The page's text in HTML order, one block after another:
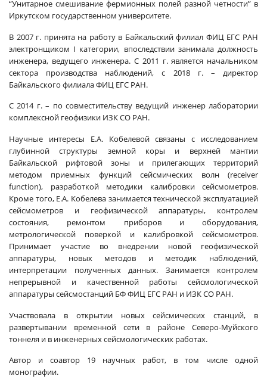
“Унитарное смешивание фермионных полей разной четности” в
Иркутском государственном университете.
В 2007 г. принята на работу в Байкальский филиал ФИЦ ЕГС РАН
электронщиком I категории, впоследствии занимала должность
инженера, ведущего инженера. С 2011 г. является на­чальником
сектора производства наблюдений, с 2018 г. – директор
Байкальского филиала ФИЦ ЕГС РАН.
С 2014 г. – по совместительству ведущий инженер лаборатории
комплексной геофизики ИЗК СО РАН.
Научные интересы Е.А. Кобелевой связаны с исследованием
глубинной структуры земной коры и верхней мантии
Байкальской рифтовой зоны и прилегающих территорий
методом приемных функций сейсмических волн (recеiver
function), разработкой методики калибровки сейсмометров.
Кроме того, Е.А. Кобелева занимается технической эксплуатацией
сейсмометров и геофизической аппаратуры, контролем
состояния, ремонтом приборов и оборудования,
метрологической поверкой и калибровкой сейсмометров.
Принимает участие во внедрении новой геофизической
аппаратуры, новых методов и методик наблюдений,
интерпретации полученных данных. Занимается контролем
непрерывной и качественной работы сейсмологической
аппаратуры сейсмостанций БФ ФИЦ ЕГС РАН и ИЗК СО РАН.
Участвовала в открытии новых сейсмических станций, в
развертывании временной сети в районе Северо-Муйского
тоннеля и в инженерных сейсмологических работах.
Автор и соавтор 19 научных работ, в том числе одной
монографии.